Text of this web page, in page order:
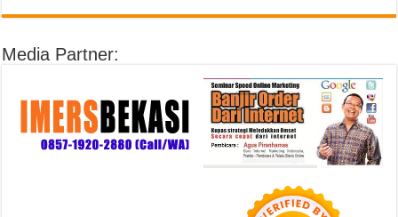
Media Partner: